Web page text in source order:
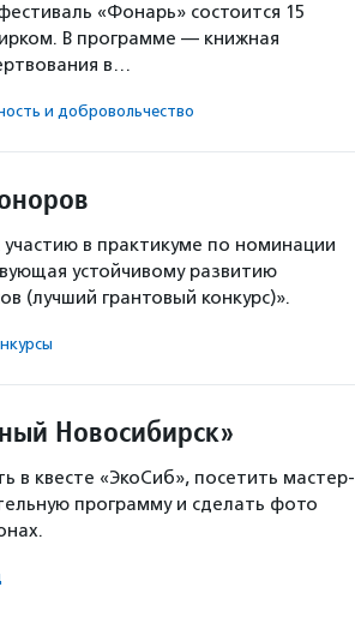
«Фонарь» состоится 15
В программе — книжная
в…
и доброволь­чест­во
в практикуме по номинации
устойчивому развитию
(лучший грантовый конкурс)».
Новосибирск»
в квесте «ЭкоСиб», посетить мастер-
программу и сделать фото